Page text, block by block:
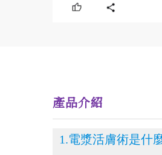
產品介紹
1.電漿活膚術是什